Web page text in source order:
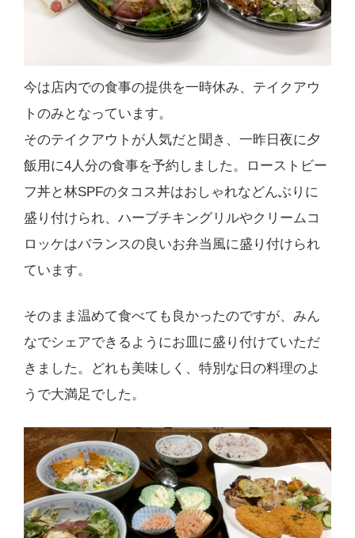
今は店内での食事の提供を一時休み、テイクアウ
トのみとなっています。
そのテイクアウトが人気だと聞き、一昨日夜に夕
飯用に4人分の食事を予約しました。ローストビー
フ丼と林SPFのタコス丼はおしゃれなどんぶりに
盛り付けられ、ハーブチキングリルやクリームコ
ロッケはバランスの良いお弁当風に盛り付けられ
ています。
そのまま温めて食べても良かったのですが、みん
なでシェアできるようにお皿に盛り付けていただ
きました。どれも美味しく、特別な日の料理のよ
うで大満足でした。